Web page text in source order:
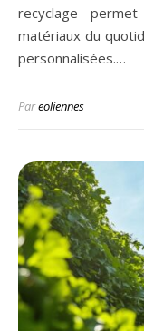
recyclage
matériaux du
personnalisées.…
Pareoliennes